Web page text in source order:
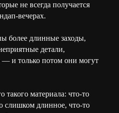
не всегда получается
вечерах.
более длинные заходы,
детали,
— и только потом они могут
такого материала: что-то
слишком длинное, что-то
25